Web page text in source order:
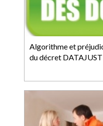
Algorithme et
du décret